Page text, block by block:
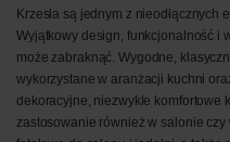
Krzesła są jednym z
Wyjątkowy design, funkcjonalność i
może zabraknąć. Wygodne,
wykorzystane w aranżacji kuchni
dekoracyjne, niezwykle komfortowe
zastosowanie również w salonie czy